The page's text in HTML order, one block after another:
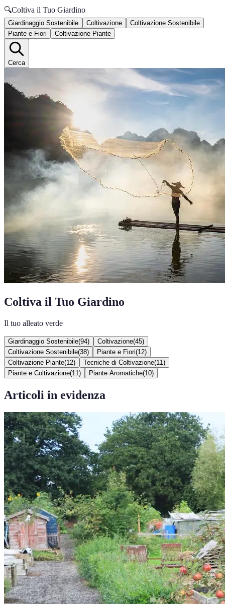
🔍Coltiva il Tuo Giardino
Giardinaggio Sostenibile Coltivazione
Coltivazione Sostenibile
Piante e Fiori
Coltivazione Piante
Cerca
Coltiva il Tuo Giardino
Il tuo alleato verde
Giardinaggio Sostenibile(94) Coltivazione(45)
Coltivazione Sostenibile(38) Piante e Fiori(12)
Coltivazione Piante(12) Tecniche di Coltivazione(11 )
Piante e Coltivazione(11 ) Piante Aromatiche(10)
Articoli in evidenza